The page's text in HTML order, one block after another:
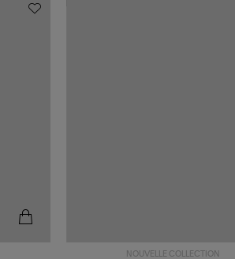
NOUVELLE COLLECTION